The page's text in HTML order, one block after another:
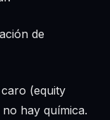
de
(equity
hay química.